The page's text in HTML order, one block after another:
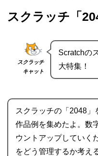
スクラッチ「
スクラッチ
キャット
Scratchの
大特集！
スクラッチの「2048」
作品例を集めたよ。数
ウントアップしていく
をどう管理するか考え